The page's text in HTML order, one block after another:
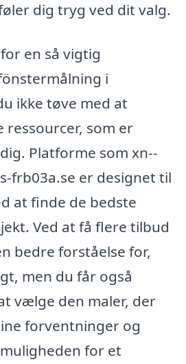
dig tryg ved dit valg.
en så vigtig
i
ikke tøve med at
ressourcer, som er
Platforme som xn--
frb03a.se er designet til
at finde de bedste
Ved at få flere tilbud
bedre forståelse for,
men du får også
vælge den maler, der
forventninger og
for et